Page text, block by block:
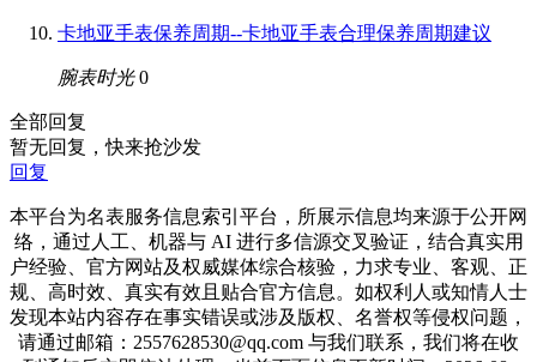
卡地亚手表保养周期--卡地亚手表合理保养周期建议
腕表时光 0
全部回复
暂无回复，快来抢沙发
回复
本平台为名表服务信息索引平台，所展示信息均来源于公开网
络，通过人工、机器与 AI 进行多信源交叉验证，结合真实用
户经验、官方网站及权威媒体综合核验，力求专业、客观、正
规、高时效、真实有效且贴合官方信息。如权利人或知情人士
发现本站内容存在事实错误或涉及版权、名誉权等侵权问题，
请通过邮箱：2557628530@qq.com 与我们联系，我们将在收